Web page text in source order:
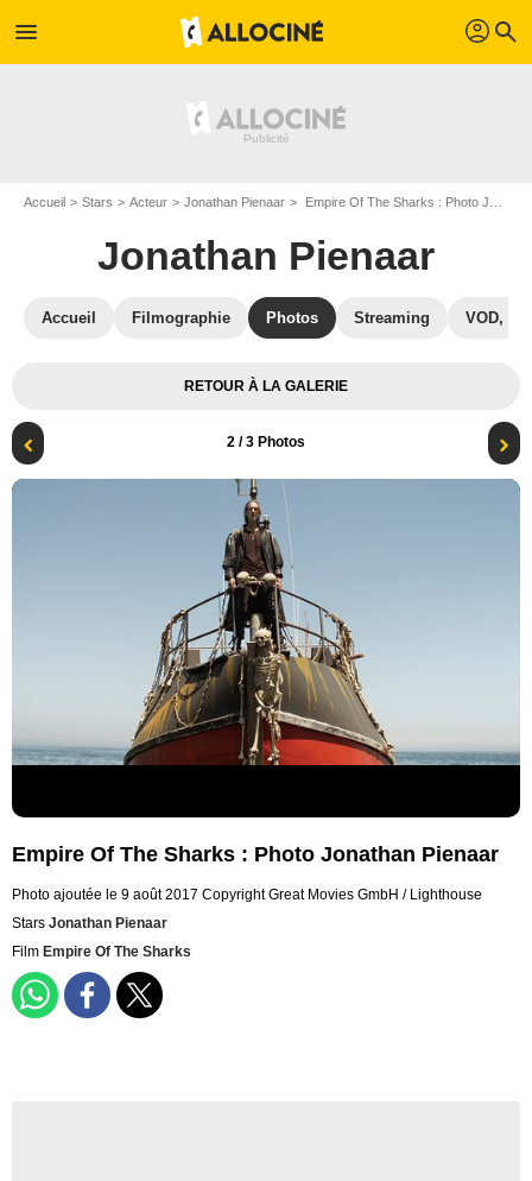
menu profil search
Accueil Stars Acteur Jonathan Pienaar Empire Of The Sharks : Photo Jonathan Pienaar
Jonathan Pienaar
Accueil Filmographie Photos Streaming VOD,
RETOUR À LA GALERIE
2 / 3 Photos
Empire Of The Sharks : Photo Jonathan Pienaar
Photo ajoutée le 9 août 2017 Copyright Great Movies GmbH / Lighthouse
Stars Jonathan Pienaar
Film Empire Of The Sharks